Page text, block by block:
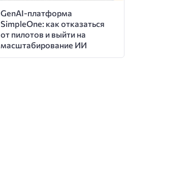
GenAI-платформа
SimpleOne: как отказаться
от пилотов и выйти на
масштабирование ИИ